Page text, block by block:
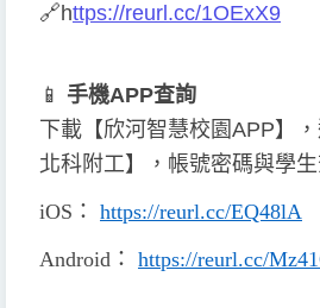
🔗https://reurl.cc/1OExX9
📱 手機APP查詢
下載【欣河智慧校園APP】
北科附工】，帳號密碼與學
iOS ： https://reurl.cc/EQ48lA
Android ： https://reurl.cc/